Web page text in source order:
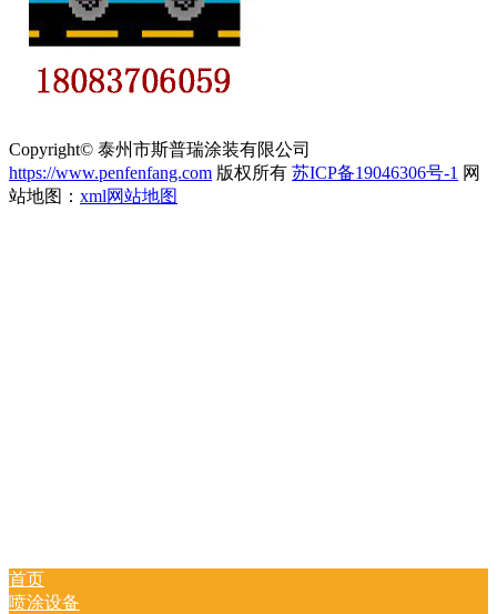
Copyright© 泰州市斯普瑞涂装有限公司
https://www.penfenfang.com 版权所有 苏ICP备19046306号-1 网
站地图： xml网站地图
首页
喷涂设备